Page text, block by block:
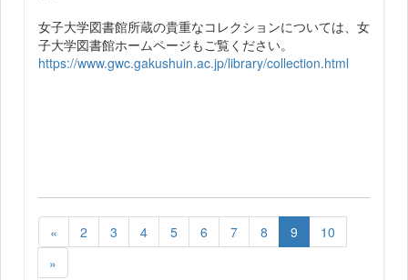
女子大学図書館所蔵の貴重なコレクションについては、女
子大学図書館ホームページもご覧ください。
https://www.gwc.gakushuin.ac.jp/library/collection.html
« 2 3 4 5 6 7 8 9
10
»